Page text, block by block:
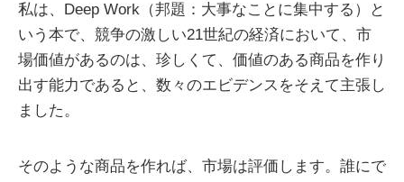
私は、Deep Work（邦題：大事なことに集中する）と
いう本で、競争の激しい21世紀の経済において、市
場価値があるのは、珍しくて、価値のある商品を作り
出す能力であると、数々のエビデンスをそえて主張し
ました。
そのような商品を作れば、市場は評価します。誰にで